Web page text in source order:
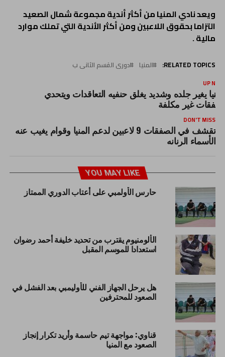
ويعد نادي المنيا من أكثر أندية مجموعة شمال الصعيد
التزاما بحقوق اللاعبين ومن أكثر الأندية التي تملك موارد
مالية .
RELATED TOPICS: المنيا دورى القسم الثانى ب
UP
يغير جلده وشديد يغلق حنفيه التعاقدات ويتحدي
غير مكلفة
DON'T MISS
تقشف في الصفقات 9 لاعبين لدعم المنيا وقوام يغيب عنه
الأسماء الرنانه
YOU MAY LIKE
حارس الأولمبي على أعتاب الدوري الممتاز
الألومنيوم يقترب من تحديد خليفة أحمد رضوان
استعدادا للموسم المقبل
هل يرحل الجهاز الفني للأوليمبي بعد الفشل في
الصعود للمحترفين
قناوي: مواجهة تيم حاسمة وأريد تكرار إنجاز
الصعود مع المنيا